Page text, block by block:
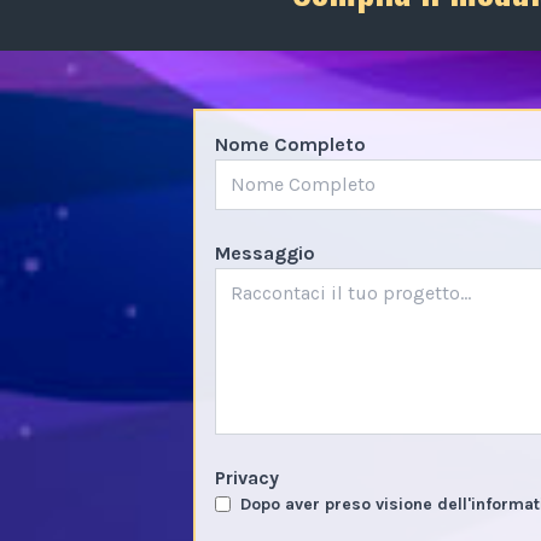
Nome Completo
Messaggio
Privacy
Dopo aver preso visione